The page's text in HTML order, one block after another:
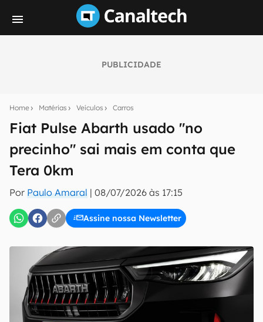
PUBLICIDADE
Home Matérias Veículos Carros
Fiat Pulse Abarth usado "no
precinho" sai mais em conta que
Tera 0km
Por Paulo Amaral | 08/07/2026 às 17:15
Assine nossa Newsletter
notícias e reviews sobre tecnologia em primeira
mão.
E-mail
inscreva-se
Uso e Política de Privacidade do Canaltech.